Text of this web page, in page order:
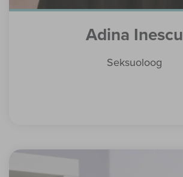
Adina Inescu
Seksuoloog